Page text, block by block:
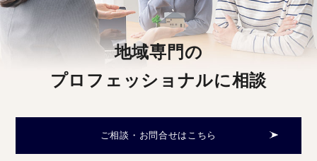
地域専門の
プロフェッショナルに相談
ご相談・お問合せはこちら